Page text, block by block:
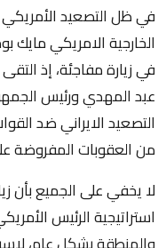
في ظل التصعيد الأمريكي
الخارجية الامريكي مايك
في زيارة مفاجئة، إذ
عبد المهدي ورئيس
التصعيد الايراني ضد
من العقوبات المفروضة
لا يخفي على الجميع بأن
استراتيجية الرئيس